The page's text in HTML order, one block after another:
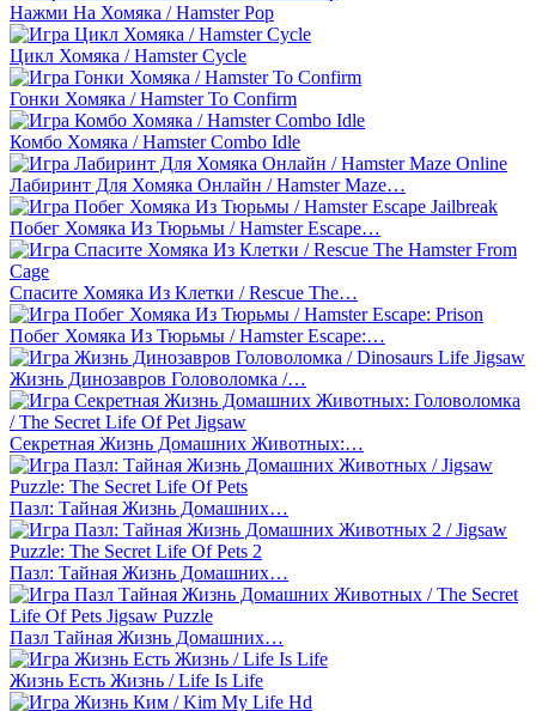
Нажми На Хомяка / Hamster Pop
Цикл Хомяка / Hamster Cycle
Гонки Хомяка / Hamster To Confirm
Комбо Хомяка / Hamster Combo Idle
Лабиринт Для Хомяка Онлайн / Hamster Maze…
Побег Хомяка Из Тюрьмы / Hamster Escape…
Спасите Хомяка Из Клетки / Rescue The…
Побег Хомяка Из Тюрьмы / Hamster Escape:…
Жизнь Динозавров Головоломка /…
Секретная Жизнь Домашних Животных:…
Пазл: Тайная Жизнь Домашних…
Пазл: Тайная Жизнь Домашних…
Пазл Тайная Жизнь Домашних…
Жизнь Есть Жизнь / Life Is Life